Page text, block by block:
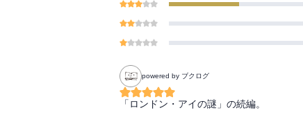
powered by ブクログ
「ロンドン・アイの謎」の続編。